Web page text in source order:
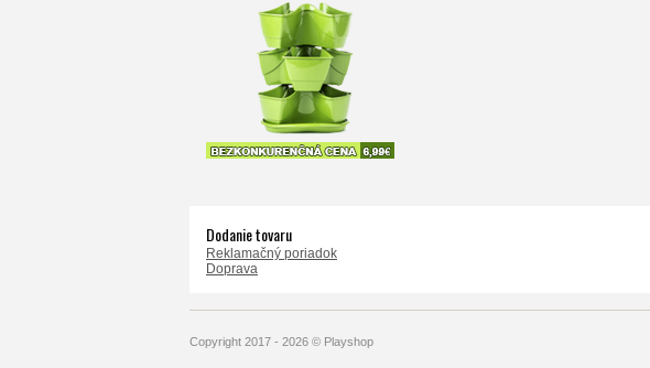
Dodanie tovaru
Reklamačný poriadok
Doprava
Copyright 2017 - 2026 © Playshop